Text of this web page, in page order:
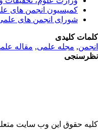
کمیسیون انجمن های
شورای انجمن های
کلمات کلیدی
انجمن, مجله علمی, مقاله
نظرسنجی
کلیه حقوق این وب سایت